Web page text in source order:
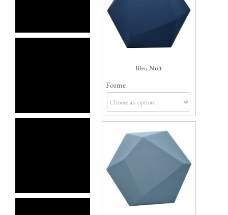
Bleu Nuit
Forme